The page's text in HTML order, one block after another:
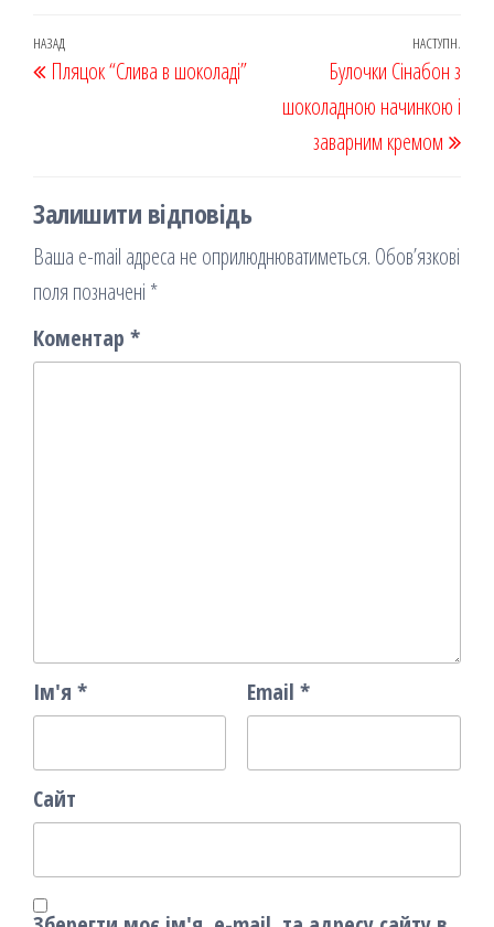
k on ис
Навігація
записів
Попередній
запис
НАЗАД
Пляцок “Слива в шоколаді”
НАСТУПН.
Булочки Сінабон з
шоколадною начинкою і
заварним кремом
Залишити відповідь
Ваша e-mail адреса не оприлюднюватиметься. Обов’язкові
поля позначені *
Коментар *
Ім'я * Email *
Сайт